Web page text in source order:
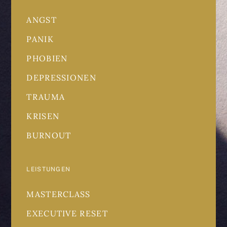
ANGST
PANIK
PHOBIEN
DEPRESSIONEN
TRAUMA
KRISEN
BURNOUT
LEISTUNGEN
MASTERCLASS
EXECUTIVE RESET